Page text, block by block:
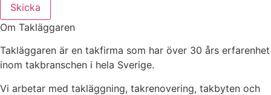
Skicka
Om Takläggaren
Takläggaren är en takfirma som har över 30 års erfarenhet
inom takbranschen i hela Sverige.
Vi arbetar med takläggning, takrenovering, takbyten och